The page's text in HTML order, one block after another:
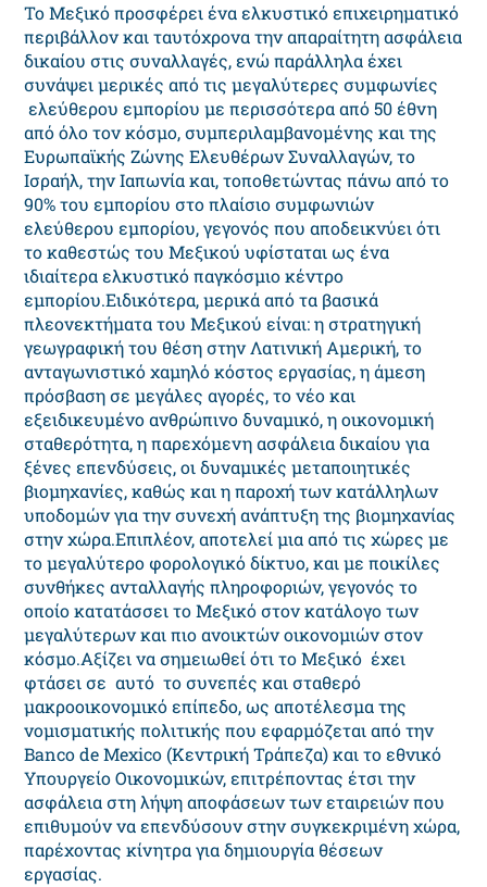
Το Μεξικό προσφέρει ένα ελκυστικό επιχειρηματικό
περιβάλλον και ταυτόχρονα την απαραίτητη ασφάλεια
δικαίου στις συναλλαγές, ενώ παράλληλα έχει
συνάψει μερικές από τις μεγαλύτερες συμφωνίες
ελεύθερου εμπορίου με περισσότερα από 50 έθνη
από όλο τον κόσμο, συμπεριλαμβανομένης και της
Ευρωπαϊκής Ζώνης Ελευθέρων Συναλλαγών, το
Ισραήλ, την Ιαπωνία και, τοποθετώντας πάνω από το
90% του εμπορίου στο πλαίσιο συμφωνιών
ελεύθερου εμπορίου, γεγονός που αποδεικνύει ότι
το καθεστώς του Μεξικού υφίσταται ως ένα
ιδιαίτερα ελκυστικό παγκόσμιο κέντρο
εμπορίου.Ειδικότερα, μερικά από τα βασικά
πλεονεκτήματα του Μεξικού είναι: η στρατηγική
γεωγραφική του θέση στην Λατινική Αμερική, το
ανταγωνιστικό χαμηλό κόστος εργασίας, η άμεση
πρόσβαση σε μεγάλες αγορές, το νέο και
εξειδικευμένο ανθρώπινο δυναμικό, η οικονομική
σταθερότητα, η παρεχόμενη ασφάλεια δικαίου για
ξένες επενδύσεις, οι δυναμικές μεταποιητικές
βιομηχανίες, καθώς και η παροχή των κατάλληλων
υποδομών για την συνεχή ανάπτυξη της βιομηχανίας
στην χώρα.Επιπλέον, αποτελεί μια από τις χώρες με
το μεγαλύτερο φορολογικό δίκτυο, και με ποικίλες
συνθήκες ανταλλαγής πληροφοριών, γεγονός το
οποίο κατατάσσει το Μεξικό στον κατάλογο των
μεγαλύτερων και πιο ανοικτών οικονομιών στον
κόσμο.Αξίζει να σημειωθεί ότι το Μεξικό έχει
φτάσει σε αυτό το συνεπές και σταθερό
μακροοικονομικό επίπεδο, ως αποτέλεσμα της
νομισματικής πολιτικής που εφαρμόζεται από την
Banco de Mexico (Κεντρική Τράπεζα) και το εθνικό
Υπουργείο Οικονομικών, επιτρέποντας έτσι την
ασφάλεια στη λήψη αποφάσεων των εταιρειών που
επιθυμούν να επενδύσουν στην συγκεκριμένη χώρα,
παρέχοντας κίνητρα για δημιουργία θέσεων
εργασίας.